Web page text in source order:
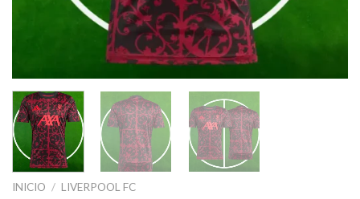
INICIO / LIVERPOOL FC